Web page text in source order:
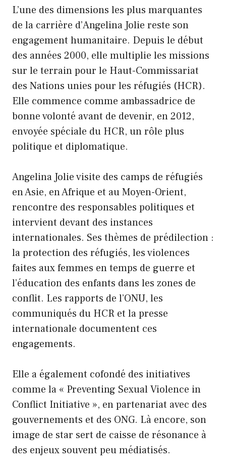
L’une des dimensions les plus marquantes
de la carrière d’Angelina Jolie reste son
engagement humanitaire. Depuis le début
des années 2000, elle multiplie les missions
sur le terrain pour le Haut-Commissariat
des Nations unies pour les réfugiés (HCR).
Elle commence comme ambassadrice de
bonne volonté avant de devenir, en 2012,
envoyée spéciale du HCR, un rôle plus
politique et diplomatique.
Angelina Jolie visite des camps de réfugiés
en Asie, en Afrique et au Moyen-Orient,
rencontre des responsables politiques et
intervient devant des instances
internationales. Ses thèmes de prédilection :
la protection des réfugiés, les violences
faites aux femmes en temps de guerre et
l’éducation des enfants dans les zones de
conflit. Les rapports de l’ONU, les
communiqués du HCR et la presse
internationale documentent ces
engagements.
Elle a également cofondé des initiatives
comme la « Preventing Sexual Violence in
Conflict Initiative », en partenariat avec des
gouvernements et des ONG. Là encore, son
image de star sert de caisse de résonance à
des enjeux souvent peu médiatisés.